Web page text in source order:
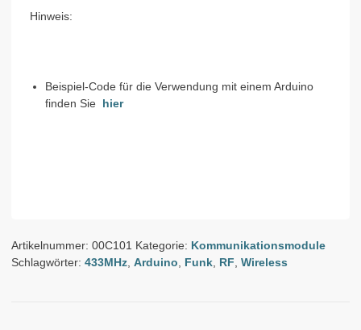
Hinweis:
Beispiel-Code für die Verwendung mit einem Arduino
finden Sie hier
Artikelnummer: 00C101 Kategorie: Kommunikationsmodule
Schlagwörter: 433MHz, Arduino, Funk, RF, Wireless